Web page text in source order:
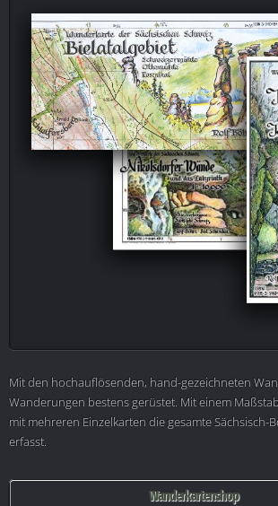
Mit den hochauflösenden, hand-gezeichneten
Wanderungen bestens gerüstet. Mit einem
mit mehreren Einzelkarten die gesamte Sächsisch-
erfasst.
Wanderkartenshop